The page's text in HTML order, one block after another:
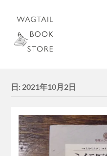
日: 2021年10月2日